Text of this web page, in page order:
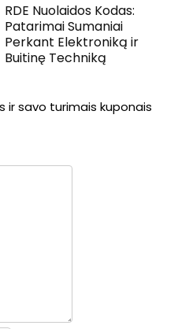
RDE Nuolaidos Kodas:
Patarimai Sumaniai
Perkant Elektroniką ir
Buitinę Techniką
ir savo turimais kuponais